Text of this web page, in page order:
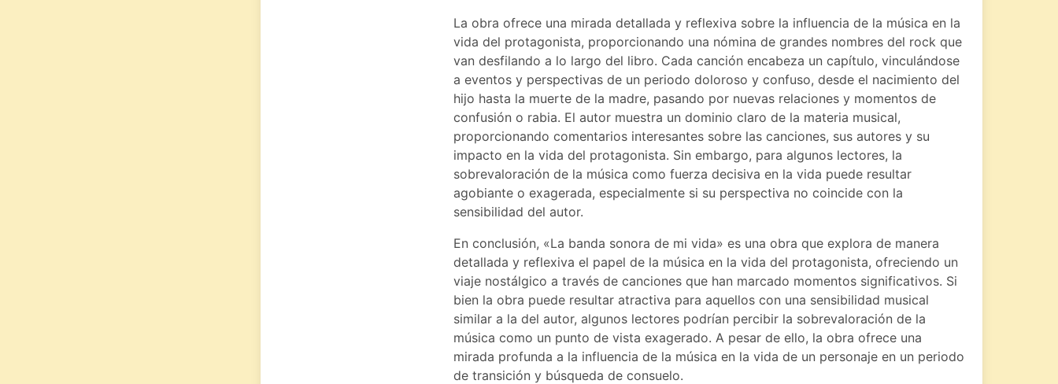
La obra ofrece una mirada detallada y reflexiva sobre la influencia de la música en la
vida del protagonista, proporcionando una nómina de grandes nombres del rock que
van desfilando a lo largo del libro. Cada canción encabeza un capítulo, vinculándose
a eventos y perspectivas de un periodo doloroso y confuso, desde el nacimiento del
hijo hasta la muerte de la madre, pasando por nuevas relaciones y momentos de
confusión o rabia. El autor muestra un dominio claro de la materia musical,
proporcionando comentarios interesantes sobre las canciones, sus autores y su
impacto en la vida del protagonista. Sin embargo, para algunos lectores, la
sobrevaloración de la música como fuerza decisiva en la vida puede resultar
agobiante o exagerada, especialmente si su perspectiva no coincide con la
sensibilidad del autor.
En conclusión, «La banda sonora de mi vida» es una obra que explora de manera
detallada y reflexiva el papel de la música en la vida del protagonista, ofreciendo un
viaje nostálgico a través de canciones que han marcado momentos significativos. Si
bien la obra puede resultar atractiva para aquellos con una sensibilidad musical
similar a la del autor, algunos lectores podrían percibir la sobrevaloración de la
música como un punto de vista exagerado. A pesar de ello, la obra ofrece una
mirada profunda a la influencia de la música en la vida de un personaje en un periodo
de transición y búsqueda de consuelo.